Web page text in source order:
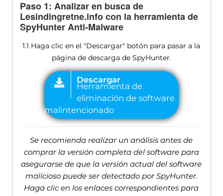
Paso 1: Analizar en busca de
Lesindingretne.info con la herramienta de
SpyHunter Anti-Malware
1.1 Haga clic en el "Descargar" botón para pasar a la
página de descarga de SpyHunter.
Se recomienda realizar un análisis antes de
comprar la versión completa del software para
asegurarse de que la versión actual del software
malicioso puede ser detectado por SpyHunter.
Haga clic en los enlaces correspondientes para